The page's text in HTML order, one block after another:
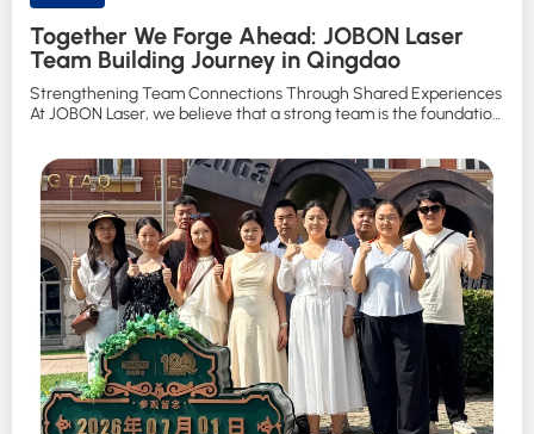
Together We Forge Ahead: JOBON Laser
Team Building Journey in Qingdao
Strengthening Team Connections Through Shared Experiences
At JOBON Laser, we believe that a strong team is the foundation
enhance communication, strengthen teamwork, and create
meaningful memories beyond the workplace, JOBON Laser
organized a three-day, two-night team building trip to Qingdao.
Under the theme: “Together We Forge Ahead, Together […]